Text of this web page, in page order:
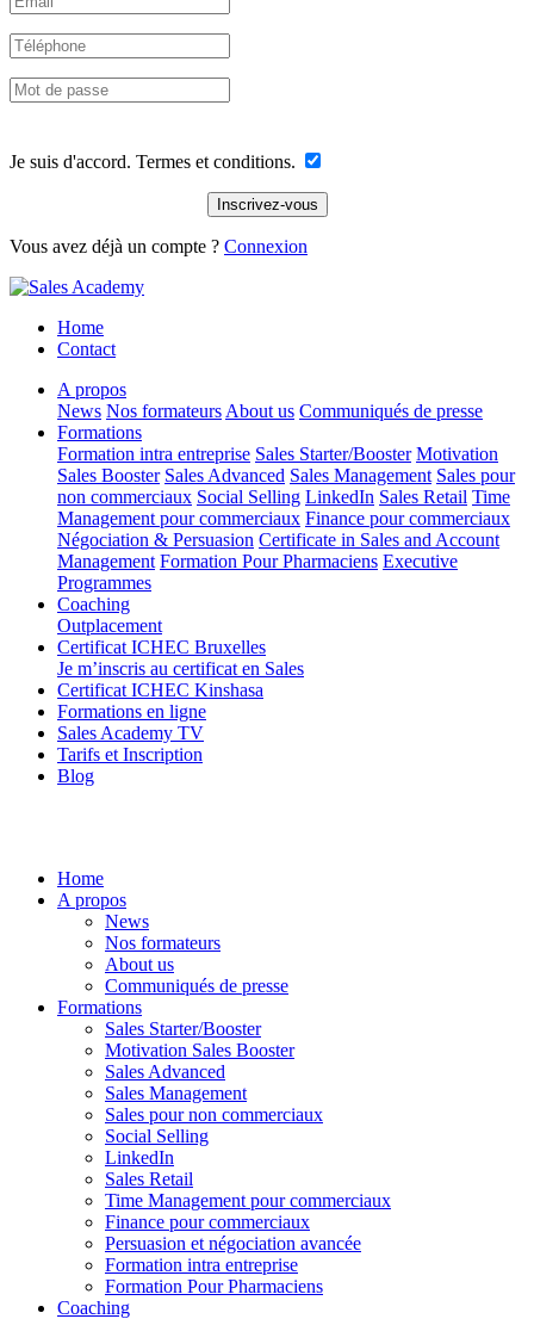
Je suis d'accord. Termes et conditions.
Vous avez déjà un compte ? Connexion
Home
Contact
A propos
News Nos formateursAbout us Communiqués de presse
Formations
Formation intra entreprise Sales Starter/Booster Motivation
Sales Booster Sales Advanced Sales Management Sales pour
non commerciaux Social Selling LinkedIn Sales Retail Time
Management pour commerciaux Finance pour commerciaux
Négociation & Persuasion Certificate in Sales and Account
Management Formation Pour Pharmaciens Executive
Programmes
Coaching
Outplacement
Certificat ICHEC Bruxelles
Je m’inscris au certificat en Sales
Certificat ICHEC Kinshasa
Formations en ligne
Sales Academy TV
Tarifs et Inscription
Blog
Home
A propos
News
Nos formateurs
About us
Communiqués de presse
Formations
Sales Starter/Booster
Motivation Sales Booster
Sales Advanced
Sales Management
Sales pour non commerciaux
Social Selling
LinkedIn
Sales Retail
Time Management pour commerciaux
Finance pour commerciaux
Persuasion et négociation avancée
Formation intra entreprise
Formation Pour Pharmaciens
Coaching